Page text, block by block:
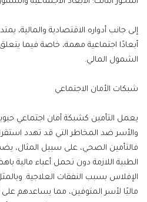
إلى جانب أدواره الاقتصادية والمالية،
أبعادًا اجتماعية مهمة، خاصة فيما
الشمول المالي.
شبكات الأمان الاجتماعي
يعمل التأمين كشبكة أمان اجتماعي
والأسر ضد المخاطر التي قد تهدد
فالتأمين الصحي، على سبيل المثال،
الطبية اللازمة دون تحمل أعباء مالية
الإفلاس بسبب النفقات العلاجية.
ماليًا لأسر المتوفين، مما يساعدهم على